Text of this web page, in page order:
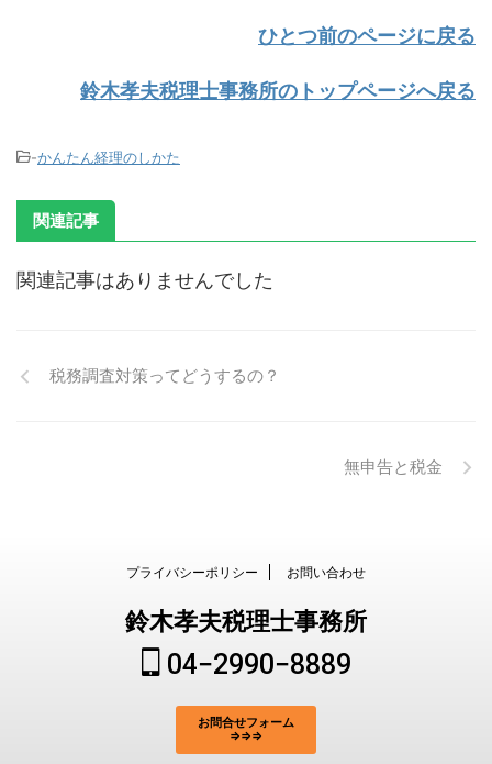
ひとつ前のページに戻る
鈴木孝夫税理士事務所のトップページへ戻る
-かんたん経理のしかた
関連記事
関連記事はありませんでした
税務調査対策ってどうするの？
無申告と税金
プライバシーポリシー お問い合わせ
鈴木孝夫税理士事務所
04−2990−8889
お問合せフォーム
⇒⇒⇒